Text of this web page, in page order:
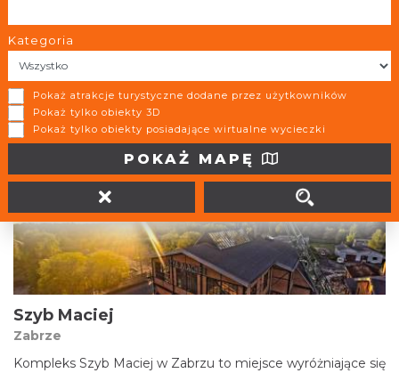
Kategoria
Pokaż atrakcje turystyczne dodane przez użytkowników
Pokaż tylko obiekty 3D
Pokaż tylko obiekty posiadające wirtualne wycieczki
POKAŻ MAPĘ
Gliwice
Najbardziej klimatyczna przestrzeń eventowa na Śląsku -
koncerty, konferencje, warsztaty, wystawy.
więcej >> DODAJ DO PLANERA
Szyb Maciej
Zabrze
Kompleks Szyb Maciej w Zabrzu to miejsce wyróżniające się